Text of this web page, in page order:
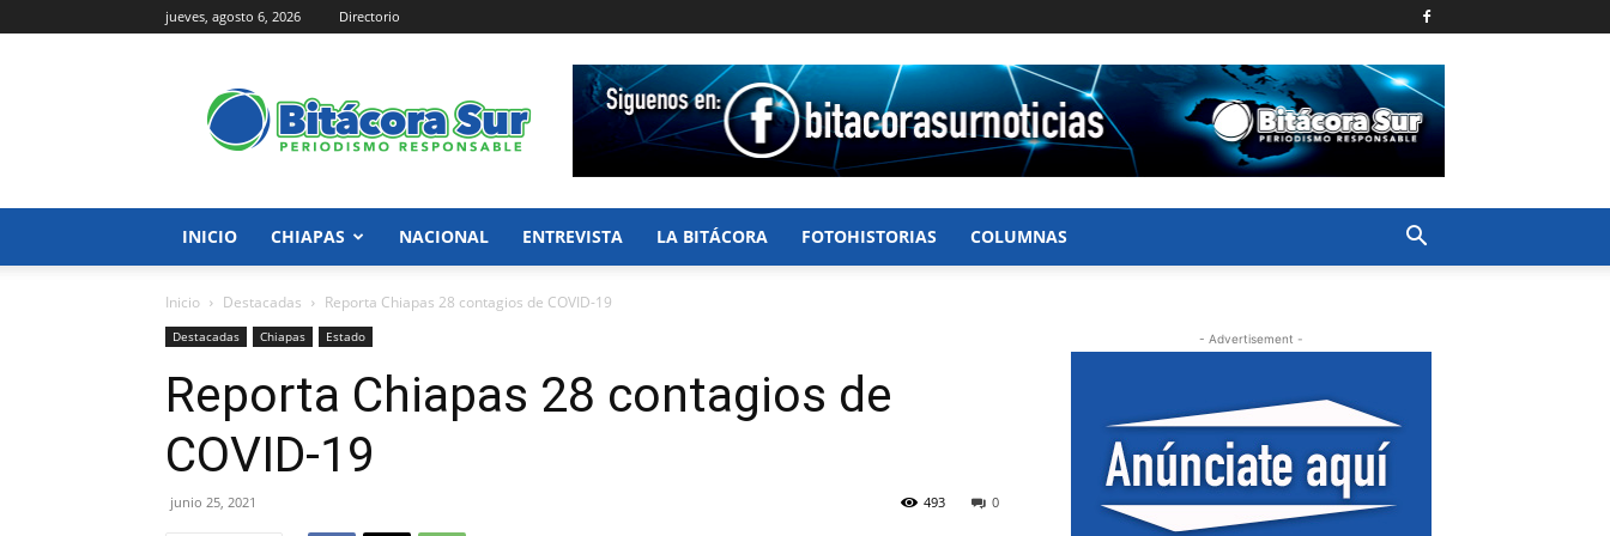
jueves, agosto 6, 2026 Directorio
Sur
INICIO CHIAPAS NACIONAL ENTREVISTA LA BITÁCORA FOTOHISTORIAS COLUMNAS
Inicio Destacadas Reporta Chiapas 28 contagios de COVID-19
Destacadas Chiapas Estado
Reporta Chiapas 28 contagios de
COVID-19
junio 25, 2021 0
493
- Advertisement -